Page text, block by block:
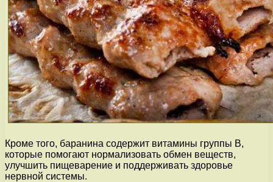
Кроме того, баранина содержит витамины группы B,
которые помогают нормализовать обмен веществ,
улучшить пищеварение и поддерживать здоровье
нервной системы.